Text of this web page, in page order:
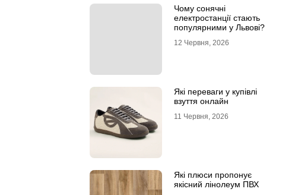
Чому сонячні
електростанції стають
популярними у Львові?
12 Червня, 2026
Які переваги у купівлі
взуття онлайн
11 Червня, 2026
Які плюси пропонує
якісний лінолеум ПВХ